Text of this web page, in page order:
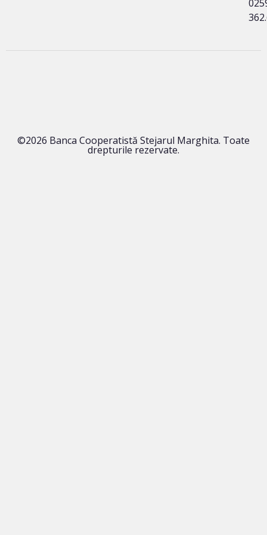
©2026 Banca Cooperatistă Stejarul Marghita. Toate
drepturile rezervate.